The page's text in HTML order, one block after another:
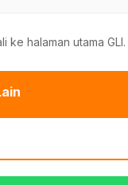
ke halaman utama GLI.